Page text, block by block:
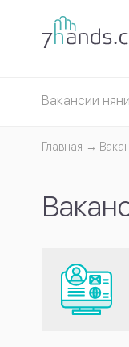
Вакансии няни
Главная